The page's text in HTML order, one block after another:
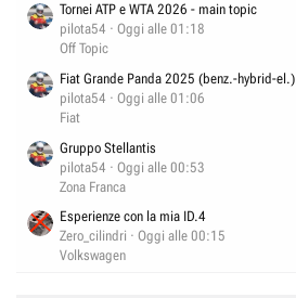
Tornei ATP e WTA 2026 - main topic
pilota54
Oggi alle 01:18
Off Topic
Fiat Grande Panda 2025 (benz.-hybrid-el.)
pilota54
Oggi alle 01:06
Fiat
Gruppo Stellantis
pilota54
Oggi alle 00:53
Zona Franca
Esperienze con la mia ID.4
Zero_cilindri
Oggi alle 00:15
Volkswagen